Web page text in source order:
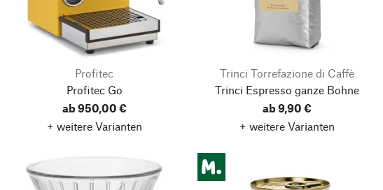
Profitec
Profitec Go
ab 950,00 €
+ weitere Varianten
Trinci Torrefazione di Caffè
Trinci Espresso ganze Bohne
ab 9,90 €
+ weitere Varianten